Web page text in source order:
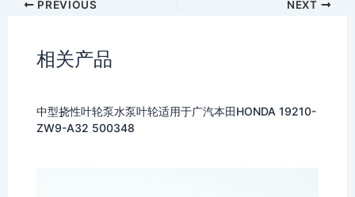
PREVIOUS NEXT
相关产品
中型挠性叶轮泵水泵叶轮适用于广汽本田HONDA 19210-
ZW9-A32 500348